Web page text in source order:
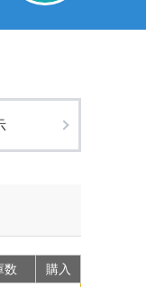
数
購入